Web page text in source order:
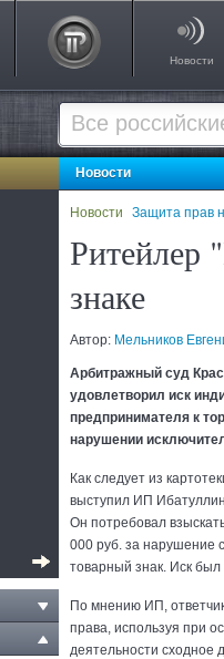
Новости
Новости
Новости Защита прав
Ритейлер
знаке
Автор: Мельников
Арбитражный суд
удовлетворил иск
предпринимателя к
нарушении
Как следует из
выступил ИП
Он потребовал
000 руб. за нарушение
товарный знак. Иск
По мнению ИП,
права, используя при
деятельности сходное